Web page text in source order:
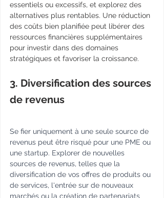
essentiels ou excessifs, et explorez des
alternatives plus rentables. Une réduction
des coûts bien planifiée peut libérer des
ressources financières supplémentaires
pour investir dans des domaines
stratégiques et favoriser la croissance.
3. Diversification des sources
de revenus
Se fier uniquement à une seule source de
revenus peut être risqué pour une PME ou
une startup. Explorer de nouvelles
sources de revenus, telles que la
diversification de vos offres de produits ou
de services, l'entrée sur de nouveaux
marchés ou la création de partenariats